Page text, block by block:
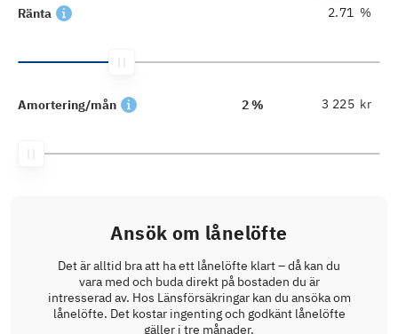
Ränta %
Amortering/mån 2 % kr
Ansök om lånelöfte
Det är alltid bra att ha ett lånelöfte klart – då kan du
vara med och buda direkt på bostaden du är
intresserad av. Hos Länsförsäkringar kan du ansöka om
lånelöfte. Det kostar ingenting och godkänt lånelöfte
gäller i tre månader.